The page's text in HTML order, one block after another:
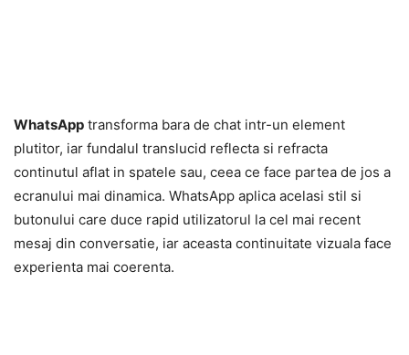
WhatsApp transforma bara de chat intr-un element
plutitor, iar fundalul translucid reflecta si refracta
continutul aflat in spatele sau, ceea ce face partea de jos a
ecranului mai dinamica. WhatsApp aplica acelasi stil si
butonului care duce rapid utilizatorul la cel mai recent
mesaj din conversatie, iar aceasta continuitate vizuala face
experienta mai coerenta.